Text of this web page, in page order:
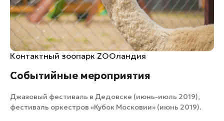
Контактный зоопарк ZOOландия
Событийные мероприятия
Джазовый фестиваль в Дедовске (июнь-июль 2019),
фестиваль оркестров «Кубок Московии» (июнь 2019).